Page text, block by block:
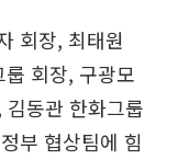
회장, 최태원
회장, 구광모
동관 한화그룹
부 협상팀에 힘